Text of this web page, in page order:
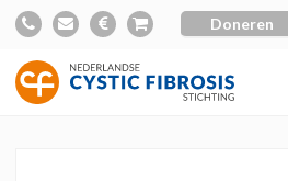
Doneren